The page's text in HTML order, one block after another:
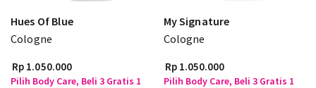
Hues Of Blue
Cologne
Rp 1.050.000
Pilih Body Care, Beli 3 Gratis 1
My Signature
Cologne
Rp 1.050.000
Pilih Body Care, Beli 3 Gratis 1